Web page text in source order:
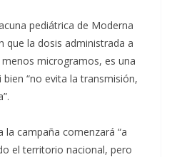
pediátrica de Moderna
que la dosis administrada a
microgramos, es una
“no evita la transmisión,
la campaña comenzará “a
el territorio nacional, pero